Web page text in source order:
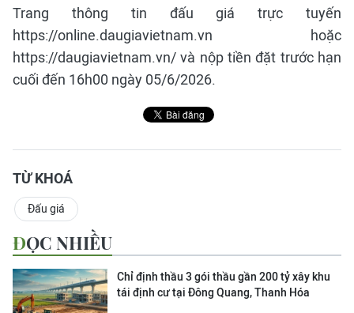
Trang thông tin đấu giá trực tuyến
https://online.daugiavietnam.vn hoặc
https://daugiavietnam.vn/ và nộp tiền đặt trước hạn
cuối đến 16h00 ngày 05/6/2026.
TỪ KHOÁ
Đấu giá
ĐỌC NHIỀU
Chỉ định thầu 3 gói thầu gần 200 tỷ xây khu
tái định cư tại Đông Quang, Thanh Hóa